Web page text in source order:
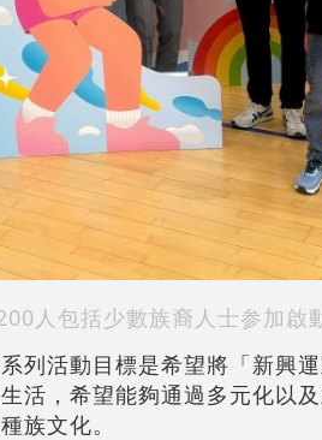
人包括少數族裔人士参加啟
列活動目標是希望將「新興
活，希望能夠通過多元化以
族文化。